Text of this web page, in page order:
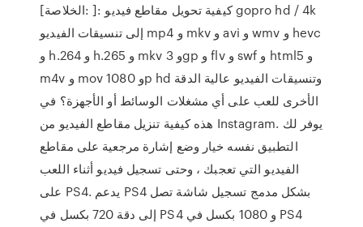
[الخلاصة: ]: كيفية تحويل مقاطع فيديو gopro hd / 4k
إلى تنسيقات الفيديو mp4 و mkv و avi و wmv و hevc
و h.264 و h.265 و mkv و 3gp و flv و swf و html5 و
m4v و mov و 1080p hd وتنسيقات الفيديو عالية الدقة
الأخرى للعب على أي مشغلات الوسائط أو الأجهزة؟ في
هذه كيفية تنزيل مقاطع الفيديو من Instagram. يوفر لك
التطبيق نفسه خيار وضع إشارة مرجعية على مقاطع
الفيديو التي تعجبك ، وحتى تسجيل فيديو أثناء اللعب
على PS4. يدعم PS4 بشكل مدمج تسجيل شاشة تصل
إلى دقة 720 بكسل في PS4 و 1080 بكسل في PS4